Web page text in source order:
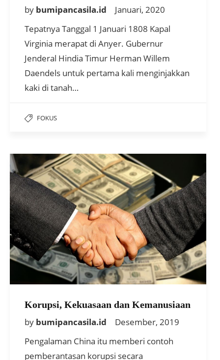
by bumipancasila.id
Januari, 2020
Tepatnya Tanggal 1 Januari 1808 Kapal
Virginia merapat di Anyer. Gubernur
Jenderal Hindia Timur Herman Willem
Daendels untuk pertama kali menginjakkan
kaki di tanah…
FOKUS
Korupsi, Kekuasaan dan Kemanusiaan
by bumipancasila.id
Desember, 2019
Pengalaman China itu memberi contoh
pemberantasan korupsi secara